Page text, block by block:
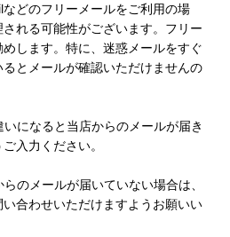
どのフリーメールをご利用の場
れる可能性がございます。フリー
します。特に、迷惑メールをすぐ
とメールが確認いただけませんの
になると当店からのメールが届き
入力ください。
のメールが届いていない場合は、
合わせいただけますようお願いい